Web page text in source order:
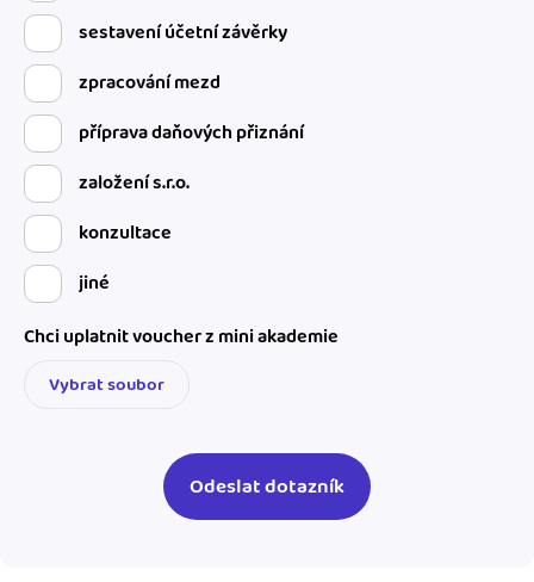
sestavení účetní závěrky
zpracování mezd
příprava daňových přiznání
založení s.r.o.
konzultace
jiné
Chci uplatnit voucher z mini akademie
Vybrat soubor